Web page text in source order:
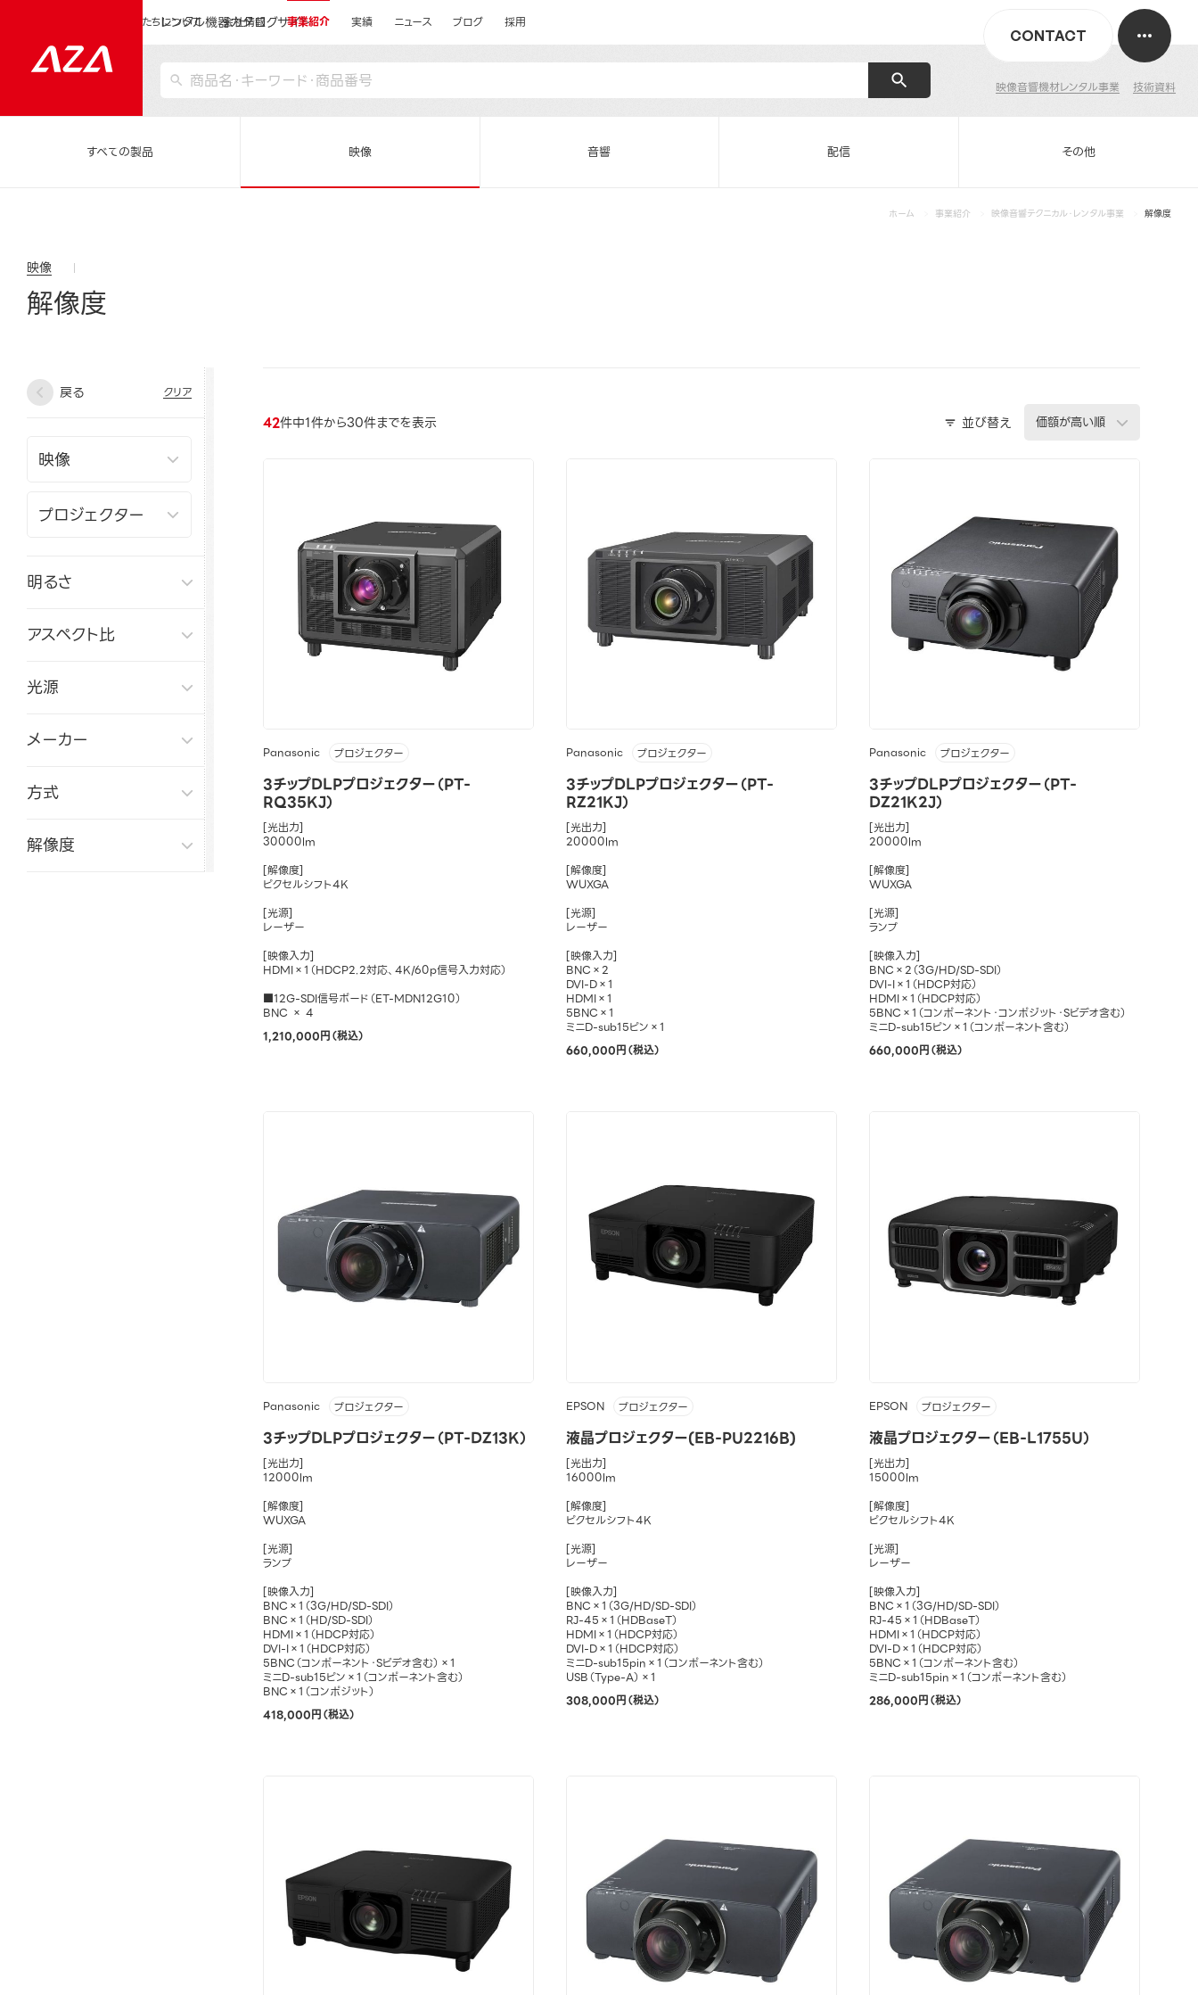
レンタル機器カタログサイト
映像音響機材レンタル事業 技術資料
CONTACT
私たちについて 会社情報 事業紹介 実績 ニュース ブログ 採用
すべての製品 映像 音響 配信 その他
ホーム 事業紹介 映像音響テクニカル・レンタル事業 解像度
映像
解像度
戻る クリア
明るさ
アスペクト比
光源
メーカー
方式
解像度
42件中1件から30件までを表示 並び替え
Panasonic プロジェクター
3チップDLPプロジェクター（PT-
RQ35KJ）
[光出力]
30000lm
[解像度]
ピクセルシフト4K
[光源]
レーザー
[映像入力]
HDMI×1（HDCP2.2対応、4K/60p信号入力対応）
■12G-SDI信号ボード（ET-MDN12G10）
BNC × 4
1,210,000円（税込）
Panasonic プロジェクター
3チップDLPプロジェクター（PT-
RZ21KJ）
[光出力]
20000lm
[解像度]
WUXGA
[光源]
レーザー
[映像入力]
BNC×2
DVI-D×1
HDMI×1
5BNC×1
ミニD-sub15ピン×1
660,000円（税込）
Panasonic プロジェクター
3チップDLPプロジェクター（PT-
DZ21K2J）
[光出力]
20000lm
[解像度]
WUXGA
[光源]
ランプ
[映像入力]
BNC×2（3G/HD/SD-SDI）
DVI-I×1（HDCP対応）
HDMI×1（HDCP対応）
5BNC×1（コンポーネント・コンポジット・Sビデオ含む）
ミニD-sub15ピン×1（コンポーネント含む）
660,000円（税込）
Panasonic プロジェクター
3チップDLPプロジェクター（PT-DZ13K）
[光出力]
12000lm
[解像度]
WUXGA
[光源]
ランプ
[映像入力]
BNC×1（3G/HD/SD-SDI）
BNC×1（HD/SD-SDI）
HDMI×1（HDCP対応）
DVI-I×1（HDCP対応）
5BNC（コンポーネント・Sビデオ含む）×1
ミニD-sub15ピン×1（コンポーネント含む）
BNC×1（コンポジット）
418,000円（税込）
EPSON プロジェクター
液晶プロジェクター(EB-PU2216B)
[光出力]
16000lm
[解像度]
ピクセルシフト4K
[光源]
レーザー
[映像入力]
BNC×1（3G/HD/SD-SDI）
RJ-45×1（HDBaseT）
HDMI×1（HDCP対応）
DVI-D×1（HDCP対応）
ミニD-sub15pin×1（コンポーネント含む）
USB（Type-A）×1
308,000円（税込）
EPSON プロジェクター
液晶プロジェクター（EB-L1755U）
[光出力]
15000lm
[解像度]
ピクセルシフト4K
[光源]
レーザー
[映像入力]
BNC×1（3G/HD/SD-SDI）
RJ-45×1（HDBaseT）
HDMI×1（HDCP対応）
DVI-D×1（HDCP対応）
5BNC×1（コンポーネント含む）
ミニD-sub15pin×1（コンポーネント含む）
286,000円（税込）